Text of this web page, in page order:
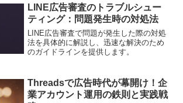
強い武器として活用しましょう。
LINE広告審査のトラブルシュー
ティング：問題発生時の対処法
LINE広告審査で問題が発生した際の対処
法を具体的に解説し、迅速な解決のため
のガイドラインを提供します。
Threadsで広告時代が幕開け！企
業アカウント運用の鉄則と実践戦